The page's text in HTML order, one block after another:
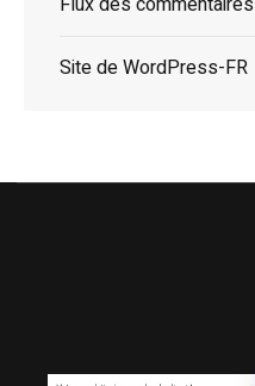
Site de WordPress-FR